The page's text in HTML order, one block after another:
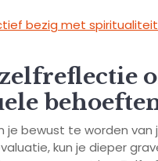
bezig met
bewust te worden
kun je dieper